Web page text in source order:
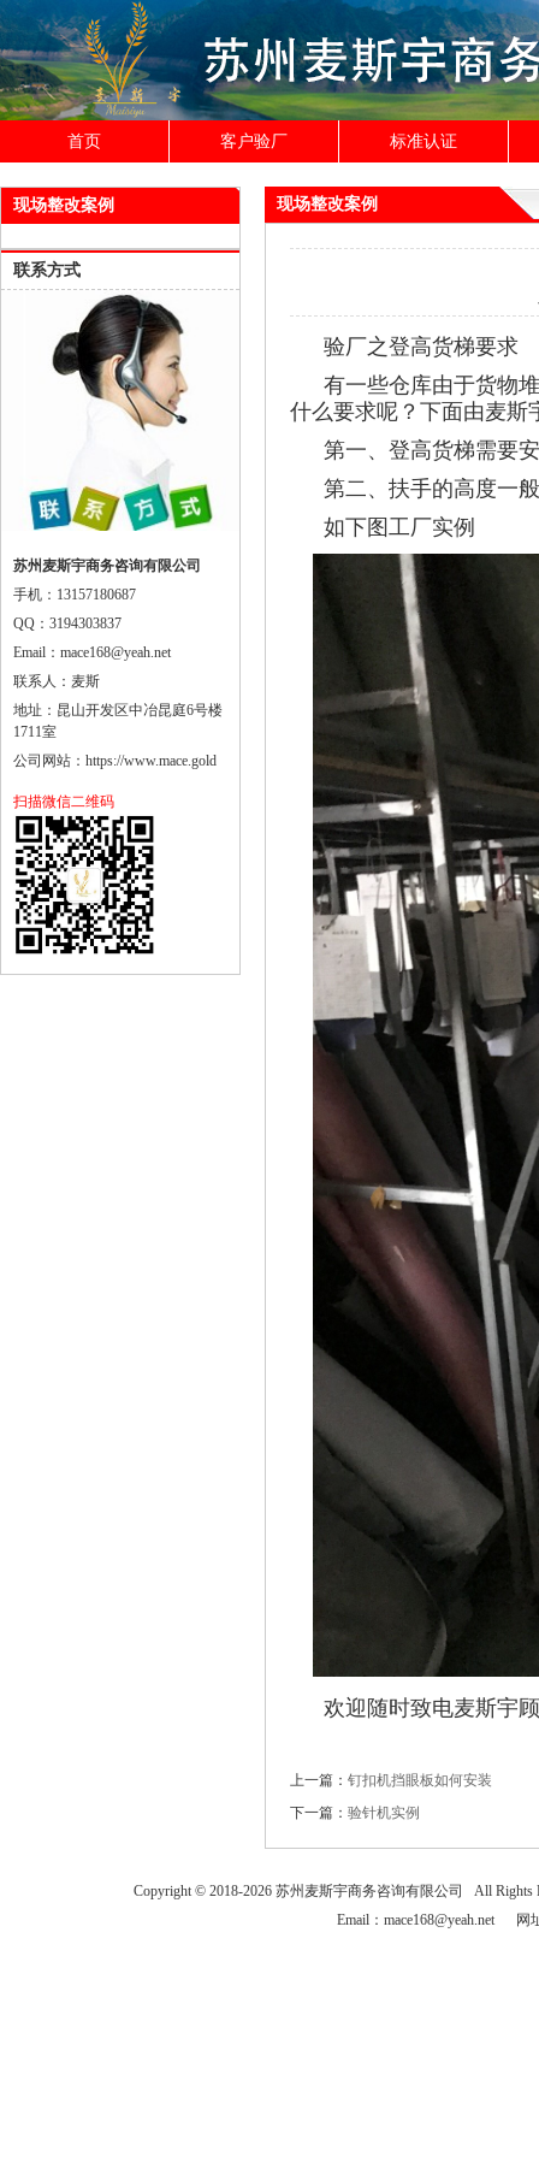
首页 客户验厂 标准认证
现场整改案例
联系方式
苏州麦斯宇商务咨询有限公司
手机：13157180687
QQ：3194303837
Email：mace168@yeah.net
联系人：麦斯
地址：昆山开发区中冶昆庭6号楼
1711室
公司网站：https://www.mace.gold
扫描微信二维码
现场整改案例
验厂之登高货梯要求
有一些仓库由于货物
什么要求呢？下面由麦斯
第一、登高货梯需要
第二、扶手的高度一
如下图工厂实例
欢迎随时致电麦斯宇
上一篇： 钉扣机挡眼板如何安装
下一篇： 验针机实例
Copyright © 2018-2026 苏州麦斯宇商务咨询有限公司 All
Email：mace168@yeah.net